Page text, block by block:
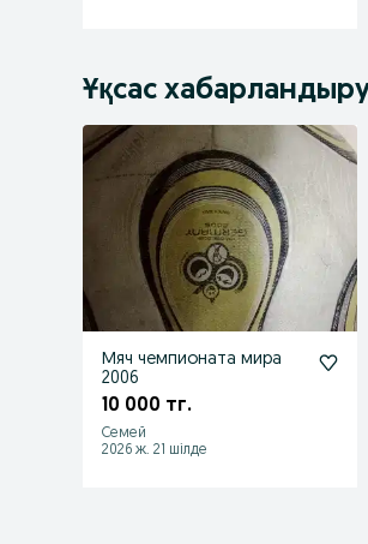
Ұқсас
Мяч чемпионата мира
2006
10 000 тг.
Семей
2026 ж. 21 шілде